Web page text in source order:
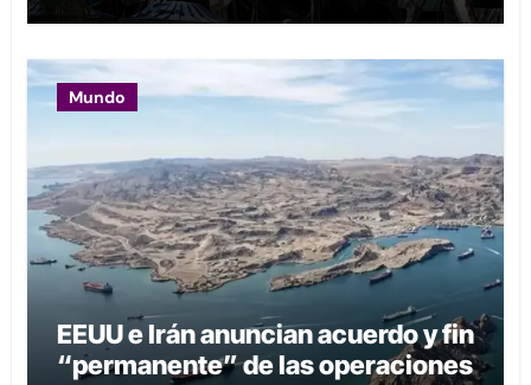
Mundo
EEUU e Irán anuncian acuerdo y fin
“permanente” de las operaciones